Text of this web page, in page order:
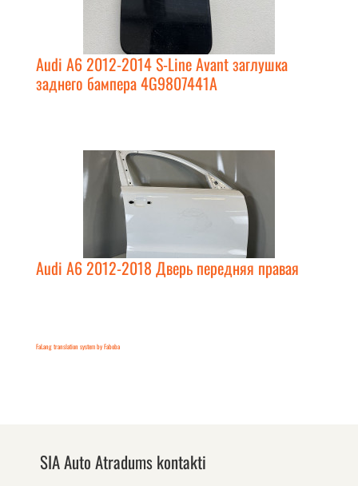
Audi A6 2012-2014 S-Line Avant заглушка
заднего бампера 4G9807441A
Audi A6 2012-2018 Дверь передняя правая
FaLang translation system by Faboba
SIA Auto Atradums kontakti